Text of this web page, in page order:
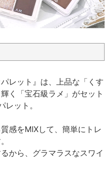
レット』は、上品な「くす
く「宝石級ラメ」がセット
ット。
感をMIXして、簡単にトレ
から、グラマラスなスワイ